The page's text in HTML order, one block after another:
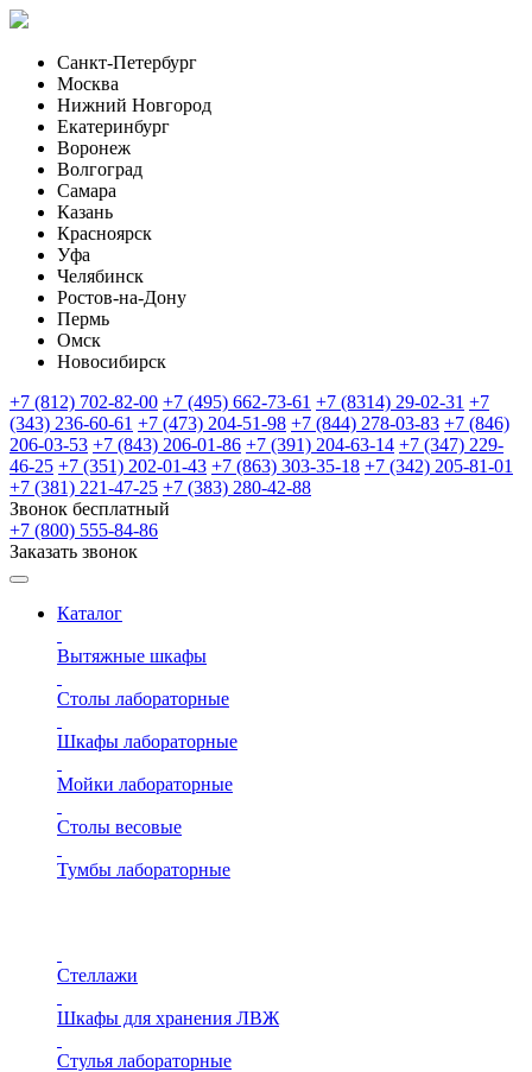
Санкт-Петербург
Москва
Нижний Новгород
Екатеринбург
Воронеж
Волгоград
Самара
Казань
Красноярск
Уфа
Челябинск
Ростов-на-Дону
Пермь
Омск
Новосибирск
+7 (812) 702-82-00 +7 (495) 662-73-61 +7 (8314) 29-02-31 +7
(343) 236-60-61 +7 (473) 204-51-98 +7 (844) 278-03-83 +7 (846)
206-03-53 +7 (843) 206-01-86 +7 (391) 204-63-14 +7 (347) 229-
46-25 +7 (351) 202-01-43 +7 (863) 303-35-18 +7 (342) 205-81-01
+7 (381) 221-47-25 +7 (383) 280-42-88
Звонок бесплатный
+7 (800) 555-84-86
Заказать звонок
Каталог
Вытяжные шкафы
Столы лабораторные
Шкафы лабораторные
Мойки лабораторные
Столы весовые
Тумбы лабораторные
Стеллажи
Шкафы для хранения ЛВЖ
Стулья лабораторные